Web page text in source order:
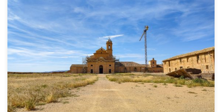
Mi carrera profesional me llevó a trabajar a la Cartuja de Aula Dei
en dos ocasiones, primero como guía y más tarde como
restauradora de las pinturas de su iglesia. Las circunstancias
hicieron que, más adelante, […]